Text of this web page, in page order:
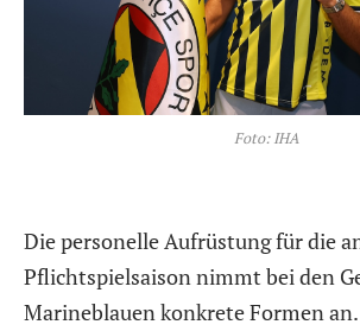
Foto: IHA
Die personelle Aufrüstung für die
Pflichtspielsaison nimmt bei den
Marineblauen konkrete Formen